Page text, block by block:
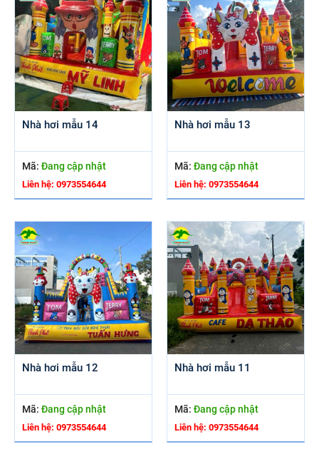
Nhà hơi mẫu 14
Mã: Đang cập nhật
Liên hệ: 0973554644
Nhà hơi mẫu 13
Mã: Đang cập nhật
Liên hệ: 0973554644
Nhà hơi mẫu 12
Mã: Đang cập nhật
Liên hệ: 0973554644
Nhà hơi mẫu 11
Mã: Đang cập nhật
Liên hệ: 0973554644